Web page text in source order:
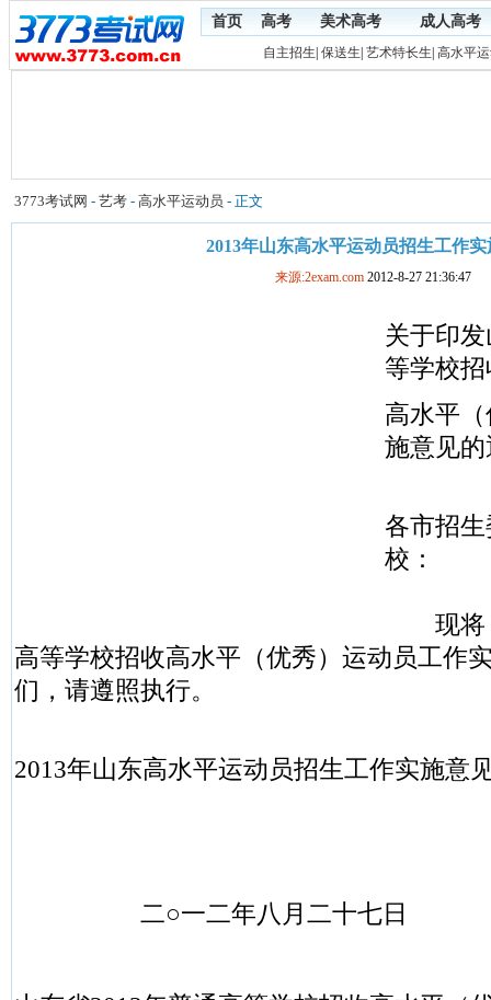
首页 高考 美术高考 成人高考
自主招生 保送生 艺术特长生 高水平
3773考试网 - 艺考 - 高水平运动员 - 正文
2013年山东高水平运动员招生工作
来源:2exam.com 2012-8-27 21:36:47
关于印
等学校招
高水平
施意见的
各市招
校：
现将《
高等学校招收高水平（优秀）运动员工作
们，请遵照执行。
2013年山东高水平运动员招生工作实施意
二○一二年八月二十七日